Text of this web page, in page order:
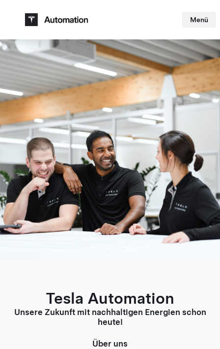
Skip to main content
Menü
Tesla Automation
Unsere Zukunft mit nachhaltigen Energien schon
heute!
Über uns